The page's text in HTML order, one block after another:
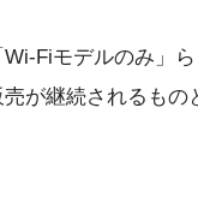
Fiモデルのみ」
が継続されるもの